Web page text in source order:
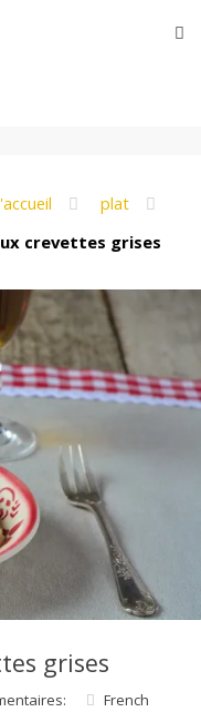
plat
crevettes grises
grises
French